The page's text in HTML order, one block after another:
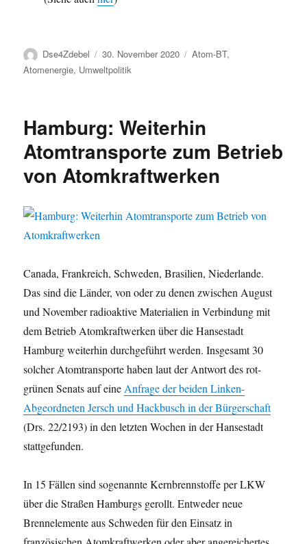
Autor
Dse4Zdebel
Veröffentlicht
am
30. November 2020 Kategorien
Atom-BT,
Atomenergie, Umweltpolitik
Hamburg: Weiterhin
Atomtransporte zum Betrieb
von Atomkraftwerken
Canada, Frankreich, Schweden, Brasilien, Niederlande.
Das sind die Länder, von oder zu denen zwischen August
und November radioaktive Materialien in Verbindung mit
dem Betrieb Atomkraftwerken über die Hansestadt
Hamburg weiterhin durchgeführt werden. Insgesamt 30
solcher Atomtransporte haben laut der Antwort des rot-
grünen Senats auf eine Anfrage der beiden Linken-
Abgeordneten Jersch und Hackbusch in der Bürgerschaft
(Drs. 22/2193) in den letzten Wochen in der Hansestadt
stattgefunden.
In 15 Fällen sind sogenannte Kernbrennstoffe per LKW
über die Straßen Hamburgs gerollt. Entweder neue
Brennelemente aus Schweden für den Einsatz in